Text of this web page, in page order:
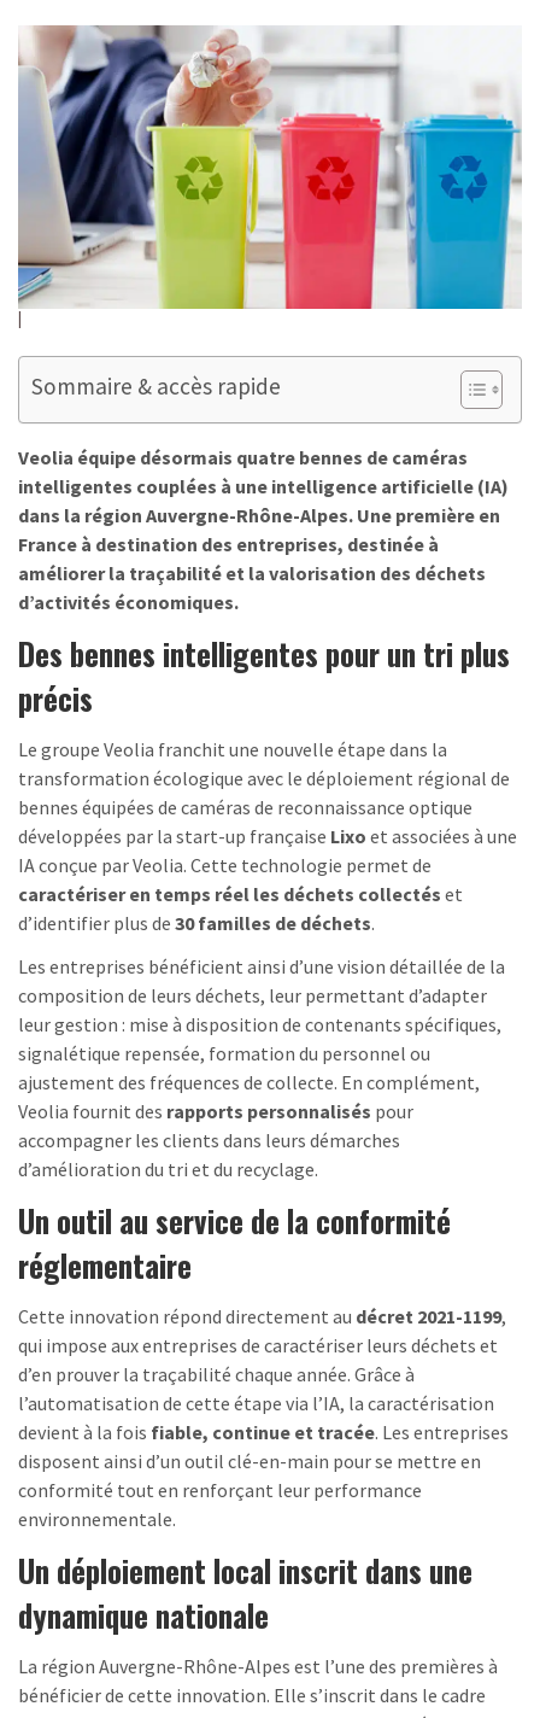
Sommaire & accès rapide
Veolia équipe désormais quatre bennes de caméras
intelligentes couplées à une intelligence artificielle (IA)
dans la région Auvergne-Rhône-Alpes. Une première en
France à destination des entreprises, destinée à
améliorer la traçabilité et la valorisation des déchets
d’activités économiques.
Des bennes intelligentes pour un tri plus
précis
Le groupe Veolia franchit une nouvelle étape dans la
transformation écologique avec le déploiement régional de
bennes équipées de caméras de reconnaissance optique
développées par la start-up française Lixo et associées à une
IA conçue par Veolia. Cette technologie permet de
caractériser en temps réel les déchets collectés et
d’identifier plus de 30 familles de déchets.
Les entreprises bénéficient ainsi d’une vision détaillée de la
composition de leurs déchets, leur permettant d’adapter
leur gestion : mise à disposition de contenants spécifiques,
signalétique repensée, formation du personnel ou
ajustement des fréquences de collecte. En complément,
Veolia fournit des rapports personnalisés pour
accompagner les clients dans leurs démarches
d’amélioration du tri et du recyclage.
Un outil au service de la conformité
réglementaire
Cette innovation répond directement au décret 2021-1199,
qui impose aux entreprises de caractériser leurs déchets et
d’en prouver la traçabilité chaque année. Grâce à
l’automatisation de cette étape via l’IA, la caractérisation
devient à la fois fiable, continue et tracée. Les entreprises
disposent ainsi d’un outil clé-en-main pour se mettre en
conformité tout en renforçant leur performance
environnementale.
Un déploiement local inscrit dans une
dynamique nationale
La région Auvergne-Rhône-Alpes est l’une des premières à
bénéficier de cette innovation. Elle s’inscrit dans le cadre